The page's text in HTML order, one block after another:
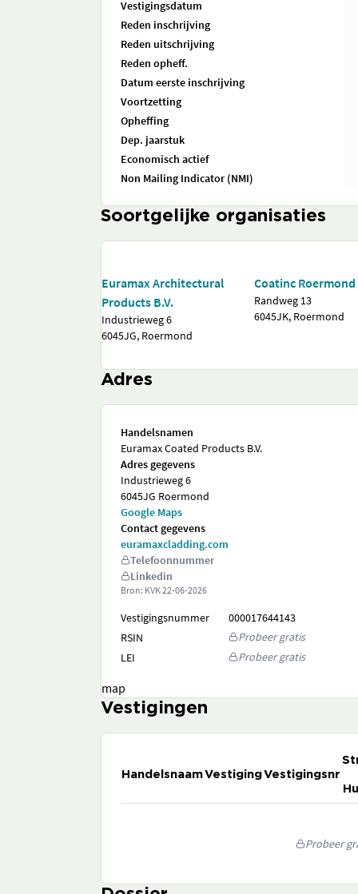
Vestigingsdatum
Reden inschrijving
Reden uitschrijving
Reden opheff.
Datum eerste inschrijving
Voortzetting
Opheffing
Dep. jaarstuk
Economisch actief
Non Mailing Indicator (NMI)
Soortgelijke organisaties
Euramax Architectural
Products B.V.
Industrieweg 6
6045JG, Roermond
Coatinc Roermond
Randweg 13
6045JK, Roermond
Adres
Handelsnamen
Euramax Coated Products B.V.
Adres gegevens
Industrieweg 6
6045JG Roermond
Google Maps
Contact gegevens
euramaxcladding.com
Telefoonnummer
Linkedin
Bron: KVK22-06-2026
Vestigingsnummer
000017644143
RSIN
Probeer gratis
LEI
Probeer gratis
map
Vestigingen
HandelsnaamVestigingVestigingsnr
Probeer